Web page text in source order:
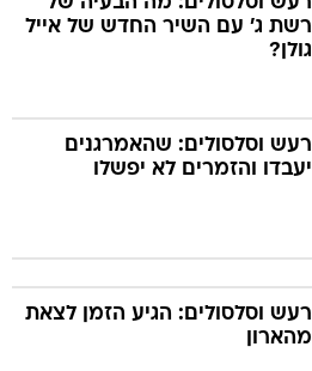
רשת ג' עם השיר החדש של אייל
גולן?
רעש וסלסולים: שהאמרגנים
יעבדו והזמרים לא יפשלו
רעש וסלסולים: הגיע הזמן לצאת
מהארון